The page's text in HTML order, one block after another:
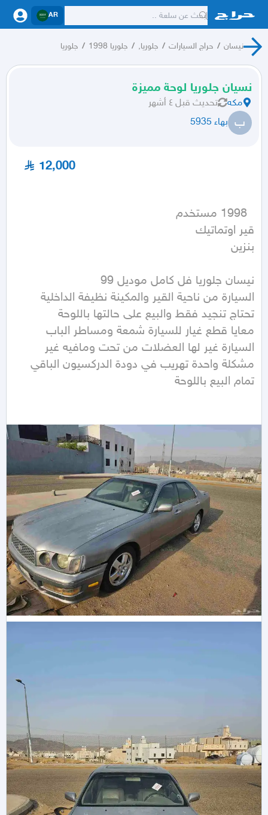
AR
نيسان / حراج السيارات / جلوريا, / جلوريا 1998 / جلوريا
نسيان جلوريا لوحة مميزة
مكه تحديث قبل ٤ أشهر
ب بهاء 5935
12,000
بنزين
تمام البيع باللوحة